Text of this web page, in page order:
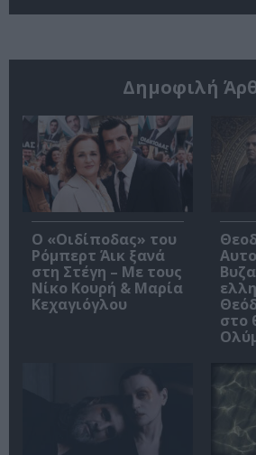
Δημοφιλή
O «Οιδίποδας» του
Ρόμπερτ Άικ ξανά
στη Στέγη – Με τους
Νίκο Κουρή & Μαρία
Κεχαγιόγλου
στο